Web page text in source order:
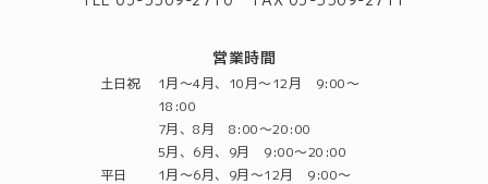
営業時間
土日祝
1月～4月、10月～12月 9:00～
18:00
7月、8月 8:00～20:00
5月、6月、9月 9:00～20:00
平日
1月～6月、9月～12月 9:00～